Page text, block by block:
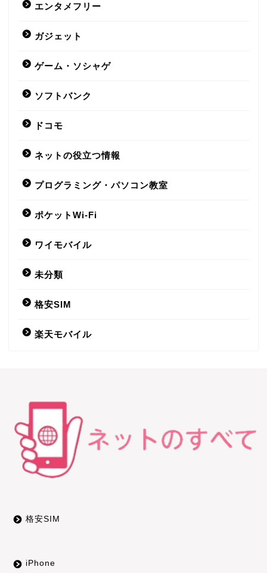
エンタメフリー
ガジェット
ゲーム・ソシャゲ
ソフトバンク
ドコモ
ネットの役立つ情報
プログラミング・パソコン教室
ポケットWi-Fi
ワイモバイル
未分類
格安SIM
楽天モバイル
格安SIM
iPhone
nuroモバイル